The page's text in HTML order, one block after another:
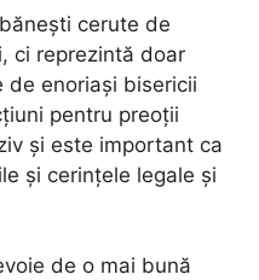
cerute de
ci reprezintă doar
de enoriași bisericii
pentru preoții
și este important ca
și cerințele legale și
de o mai bună